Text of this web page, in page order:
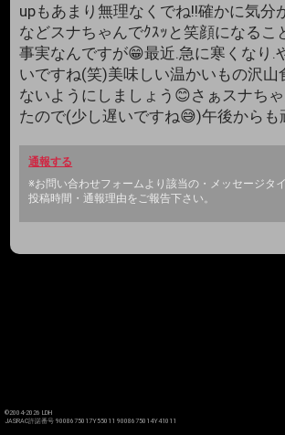
upもあまり無理なくでね!!確かに気分
などスナちゃんでｸｽｯと笑顔になるこ
事実なんですが😁最近.急に寒くなり.
いですね(笑)美味しい温かいもの沢山
ないようにしましょう😊さぁスナち
たので(少し遅いですね😅)午後からも
通報する
※お問い合わせフォームより該当の・メッセージタ
投稿時間・通報理由をご報告下さい。
©2004-2026 LDH
JASRAC許諾番号 9008675017Y55011 9008675014Y41011